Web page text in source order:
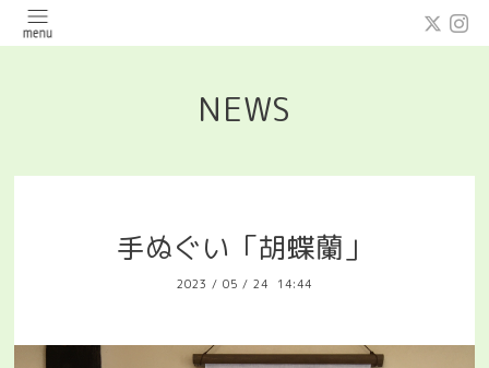
NEWS
手ぬぐい「胡蝶蘭」
2023 / 05 / 24 14:44